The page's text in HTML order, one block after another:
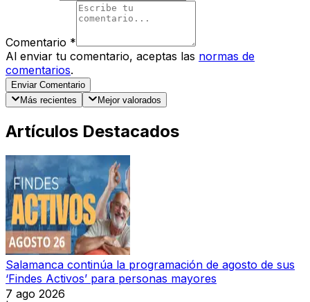
Comentario *
Al enviar tu comentario, aceptas las normas de
comentarios.
Enviar Comentario
Más recientes
Mejor valorados
Artículos Destacados
Salamanca continúa la programación de agosto de sus
‘Findes Activos’ para personas mayores
7 ago 2026